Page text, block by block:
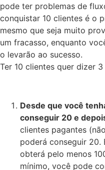
pode ter problemas de
conquistar 10 clientes é o
mesmo que seja muito
um fracasso, enquanto
o levarão ao sucesso.
Ter 10 clientes quer dizer 3
Desde que você
conseguir 20 e
clientes pagantes
poderá conseguir 20.
obterá pelo menos
mínimo, você pode